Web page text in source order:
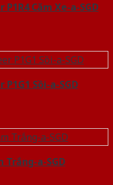
P1R4 Căm Xe-a-SGD
P1G1 Sồi-a-SGD
Trắng-a-SGD